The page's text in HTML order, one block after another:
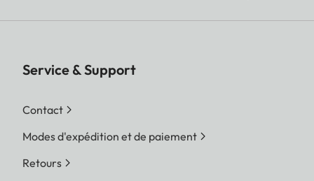
Service & Support
Contact
Modes d'expédition et de paiement
Retours